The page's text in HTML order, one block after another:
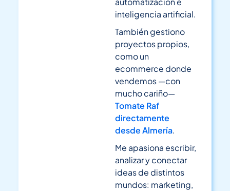
inteligencia artificial.
También gestiono
proyectos propios,
como un
ecommerce donde
vendemos —con
mucho cariño—
Tomate Raf
directamente
desde Almería.
Me apasiona escribir,
analizar y conectar
ideas de distintos
mundos: marketing,